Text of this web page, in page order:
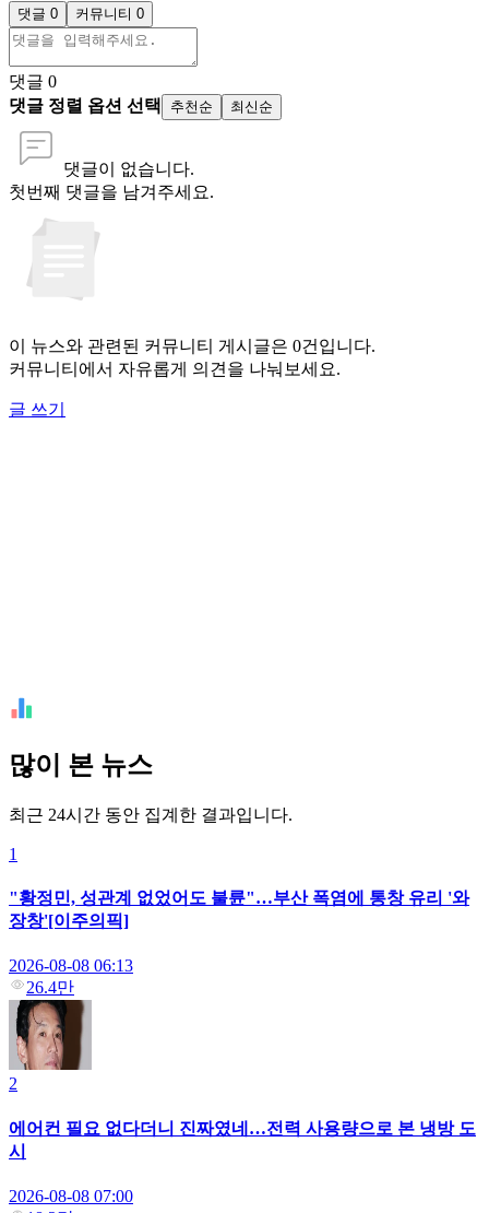
댓글 0 커뮤니티 0
댓글 0
댓글 정렬 옵션 선택
추천순 최신순
댓글이 없습니다.
첫번째 댓글을 남겨주세요.
이 뉴스와 관련된 커뮤니티 게시글은 0건입니다.
커뮤니티에서 자유롭게 의견을 나눠보세요.
글 쓰기
많이 본 뉴스
최근 24시간 동안 집계한 결과입니다.
1
"황정민, 성관계 없었어도 불륜"…부산 폭염에 통창 유리 '와
장창'[이주의픽]
2026-08-08 06:13
26.4만
2
에어컨 필요 없다더니 진짜였네…전력 사용량으로 본 냉방 도
시
2026-08-08 07:00